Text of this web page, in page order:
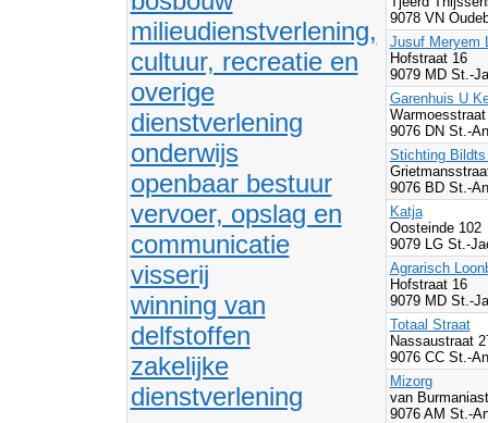
milieudienstverlening,
cultuur, recreatie en
overige
dienstverlening
onderwijs
openbaar bestuur
vervoer, opslag en
communicatie
visserij
winning van
delfstoffen
zakelijke
dienstverlening
9078 VN
Jusuf Meryem
Hofstraat 16
9079 MD St.-
Garenhuis U
9076 DN St.-
Stichting
9076 BD St.-
Katja
Oosteinde 102
9079 LG St.-
Agrarisch
Hofstraat 16
9079 MD St.-
Totaal Straat
Nassaustraat
9076 CC St.-
Mizorg
van
9076 AM St.-